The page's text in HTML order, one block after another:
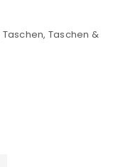
Taschen, Taschen &